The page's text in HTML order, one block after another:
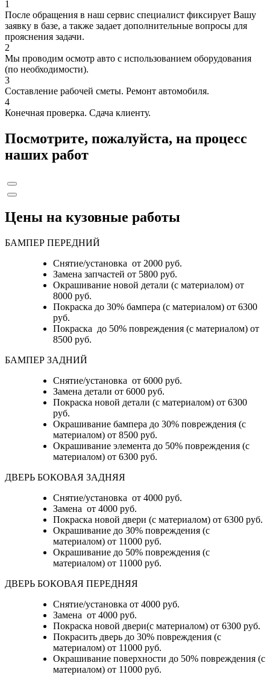
1
После обращения в наш сервис специалист фиксирует Вашу
заявку в базе, а также задает дополнительные вопросы для
прояснения задачи.
2
Мы проводим осмотр авто с использованием оборудования
(по необходимости).
3
Составление рабочей сметы. Ремонт автомобиля.
4
Конечная проверка. Сдача клиенту.
Посмотрите, пожалуйста, на процесс
наших работ
Цены на кузовные работы
БАМПЕР ПЕРЕДНИЙ
Снятие/установка от 2000 руб.
Замена запчастей от 5800 руб.
Окрашивание новой детали (с материалом) от
8000 руб.
Покраска до 30% бампера (с материалом) от 6300
руб.
Покраска до 50% повреждения (с материалом) от
8500 руб.
БАМПЕР ЗАДНИЙ
Снятие/установка от 6000 руб.
Замена детали от 6000 руб.
Покраска новой детали (с материалом) от 6300
руб.
Окрашивание бампера до 30% повреждения (с
материалом) от 8500 руб.
Окрашивание элемента до 50% повреждения (с
материалом) от 6300 руб.
ДВЕРЬ БОКОВАЯ ЗАДНЯЯ
Снятие/установка от 4000 руб.
Замена от 4000 руб.
Покраска новой двери (с материалом) от 6300 руб.
Окрашивание до 30% повреждения (с
материалом) от 11000 руб.
Окрашивание до 50% повреждения (с
материалом) от 11000 руб.
ДВЕРЬ БОКОВАЯ ПЕРЕДНЯЯ
Снятие/установка от 4000 руб.
Замена от 4000 руб.
Покраска новой двери(с материалом) от 6300 руб.
Покрасить дверь до 30% повреждения (с
материалом) от 11000 руб.
Окрашивание поверхности до 50% повреждения (с
материалом) от 11000 руб.